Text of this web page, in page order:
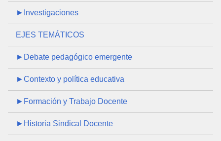
►Investigaciones
EJES TEMÁTICOS
►Debate pedagógico emergente
►Contexto y política educativa
►Formación y Trabajo Docente
►Historia Sindical Docente